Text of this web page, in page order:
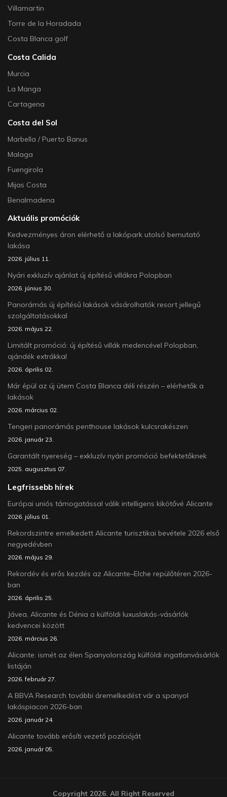
Villamartin
Torre de la Horadada
Costa Blanca golf
Costa Calida
Murcia
La Manga
Cartagena
Costa del Sol
Marbella / Puerto Banus
Malaga
Fuengirola
Mijas Costa
Benalmadena
Aktuális promóciók
Kedvezményes áron elérhető a lakópark utolsó bemutató
lakása
2026. július 11.
Nyári exkluzív ajánlat új építésű villákra Polopban
2026. június 30.
Panorámás új építésű lakások vásárolhatók resort jellegű
szolgáltatásokkal
2026. május 22.
Limitált promóció: új építésű villák medencével Polopban,
ajándék extrákkal
2026. április 02.
Már épül az új ütem Costa Blanca déli részén – elérhetők a
lakások
2026. március 02.
Tengeri panorámás penthouse lakások kulcsrakészen
2026. január 23.
Garantált nyereség – exkluzív nyári promóció befektetőknek
2025. augusztus 07.
Legfrissebb hírek
Európai uniós támogatással válik intelligens kikötővé Alicante
2026. július 01.
Rekordszintre emelkedett Alicante turisztikai bevétele 2026 első
negyedévben
2026. május 29.
Rekordév és erős kezdés az Alicante–Elche repülőtéren 2026-
ban
2026. április 25.
Jávea, Alicante és Dénia a külföldi luxuslakás-vásárlók
kedvencei között
2026. március 26.
Alicante: ismét az élen Spanyolország külföldi ingatlanvásárlók
listáján
2026. február 27.
A BBVA Research további áremelkedést vár a spanyol
lakáspiacon 2026-ban
2026. január 24.
Alicante tovább erősíti vezető pozícióját
2026. január 05.
Copyright 2026. All Right Reserved